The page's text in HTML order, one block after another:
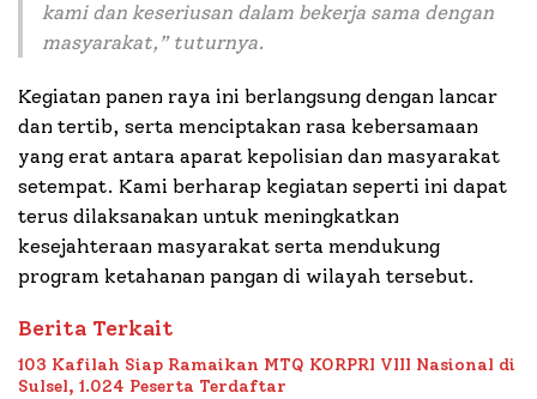
kami dan keseriusan dalam bekerja sama dengan
masyarakat,” tuturnya.
Kegiatan panen raya ini berlangsung dengan lancar
dan tertib, serta menciptakan rasa kebersamaan
yang erat antara aparat kepolisian dan masyarakat
setempat. Kami berharap kegiatan seperti ini dapat
terus dilaksanakan untuk meningkatkan
kesejahteraan masyarakat serta mendukung
program ketahanan pangan di wilayah tersebut.
Berita Terkait
103 Kafilah Siap Ramaikan MTQ KORPRI VIII Nasional di
Sulsel, 1.024 Peserta Terdaftar